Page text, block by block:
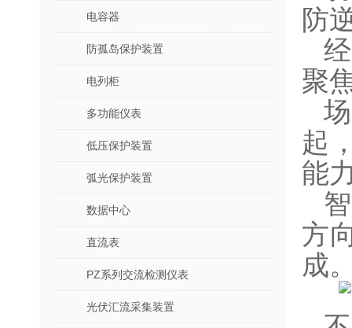
电容器
防孤岛保护装置
电列柜
多功能仪表
低压保护装置
弧光保护装置
数据中心
直流表
PZ系列交流检测仪表
光伏汇流采集装置
防
聚
起
能
方
成